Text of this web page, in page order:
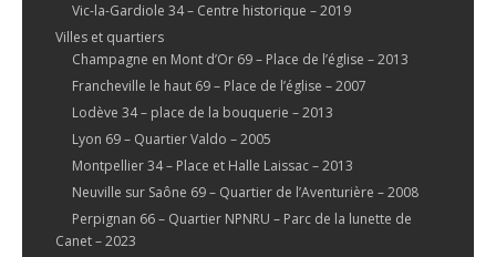
Vic-la-Gardiole 34 – Centre historique – 2019
Villes et quartiers
Champagne en Mont d’Or 69 – Place de l’église – 2013
Francheville le haut 69 – Place de l’église – 2007
Lodève 34 – place de la bouquerie – 2013
Lyon 69 – Quartier Valdo – 2005
Montpellier 34 – Place et Halle Laissac – 2013
Neuville sur Saône 69 – Quartier de l’Aventurière – 2008
Perpignan 66 – Quartier NPNRU – Parc de la lunette de
Canet – 2023